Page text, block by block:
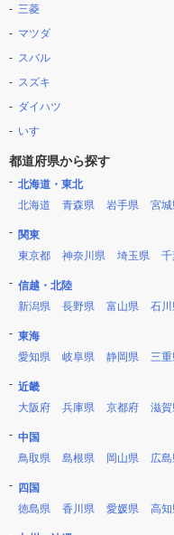
三菱
マツダ
スバル
スズキ
ダイハツ
いすゞ
都道府県から探す
北海道・東北
北海道
青森県 岩手県 宮
関東
東京都
神奈川県 埼玉県
信越・北陸
新潟県
長野県 富山県 石
東海
愛知県
岐阜県 静岡県 三
近畿
大阪府
兵庫県 京都府 滋
中国
鳥取県
島根県 岡山県 広
四国
徳島県
香川県 愛媛県 高